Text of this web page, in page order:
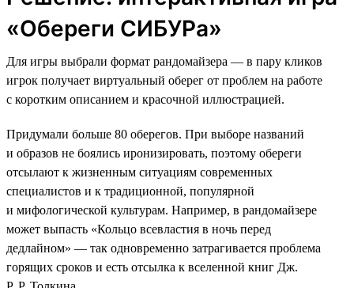
«Обереги СИБУРа»
Для игры выбрали формат рандомайзера — в пару кликов
игрок получает виртуальный оберег от проблем на работе
с коротким описанием и красочной иллюстрацией.
Придумали больше 80 оберегов. При выборе названий
и образов не боялись иронизировать, поэтому обереги
отсылают к жизненным ситуациям современных
специалистов и к традиционной, популярной
и мифологической культурам. Например, в рандомайзере
может выпасть «Кольцо всевластия в ночь перед
дедлайном» — так одновременно затрагивается проблема
горящих сроков и есть отсылка к вселенной книг Дж.